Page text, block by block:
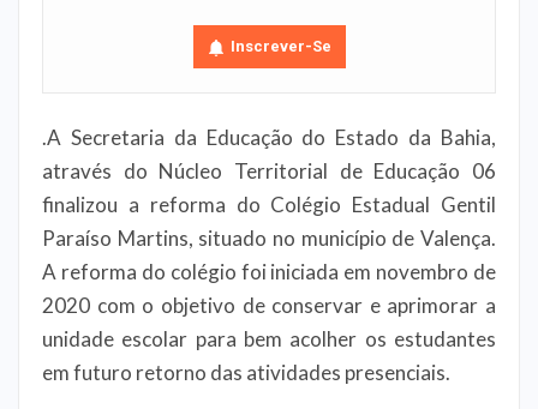
Inscrever-Se
.A Secretaria da Educação do Estado da Bahia,
através do Núcleo Territorial de Educação 06
finalizou a reforma do Colégio Estadual Gentil
Paraíso Martins, situado no município de Valença.
A reforma do colégio foi iniciada em novembro de
2020 com o objetivo de conservar e aprimorar a
unidade escolar para bem acolher os estudantes
em futuro retorno das atividades presenciais.